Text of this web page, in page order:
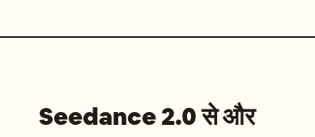
Seedance 2.0 से और